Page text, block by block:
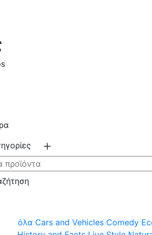
όλα Cars and Vehicles Comedy